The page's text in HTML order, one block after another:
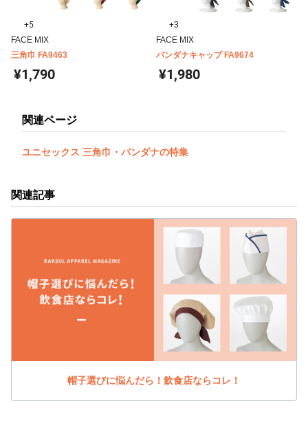
+5
FACE MIX
三角巾 FA9463
¥1,790
+3
FACE MIX
バンダナキャップ FA9674
¥1,980
関連ページ
ユニセックス 三角巾・バンダナの特集
関連記事
帽子選びに悩んだら！飲食店ならコレ！